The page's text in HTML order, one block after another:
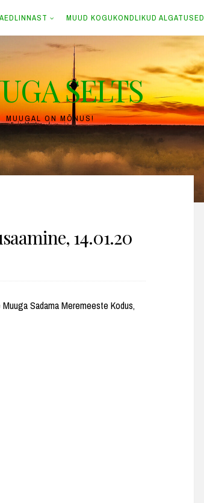
AEDLINNAST MUUD KOGUKONDLIKUD ALGATUSED
SELTS
MUUGAL ON MÕNUS!
14.01.20
Sadama Meremeeste Kodus,